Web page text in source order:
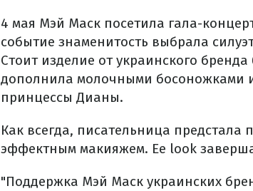
4 мая Мэй Маск посетила гала-
событие знаменитость выбрала
Стоит изделие от украинского бренда
дополнила молочными босоножками
принцессы Дианы.
Как всегда, писательница
эффектным макияжем. Ее look
"Поддержка Мэй Маск украинских